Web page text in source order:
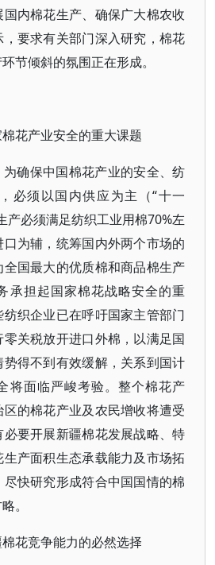
内棉花生产、确保广大棉农收
要求有关部门深入研究，棉花
节倾斜的氛围正在形成。
棉花产业安全的重大课题
确保中国棉花产业的安全、纺
必须以国内供应为主（“十一
产必须满足纺织工业用棉70%左
为辅，统筹国内外两个市场的
国最大的优质棉和商品棉生产
承担起国家棉花战略安全的重
织企业已在呼吁国家主管部门
关税放开进口外棉，以满足国
得不到有效缓解，关系到国计
将面临严峻考验。整个棉花产
的棉花产业及农民增收将遭受
要开展新疆棉花发展战略、特
产面积生态承载能力及市场拓
快研究形成符合中国国情的棉
。
棉花竞争能力的必然选择